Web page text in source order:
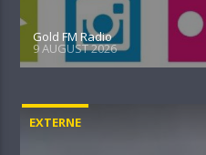
Gold FM Radio
9 AUGUST 2026
EXTERNE